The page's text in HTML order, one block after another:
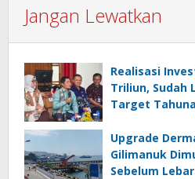
Jangan Lewatkan
Realisasi
Triliun, Sudah
Target
Upgrade
Gilimanuk
Sebelum